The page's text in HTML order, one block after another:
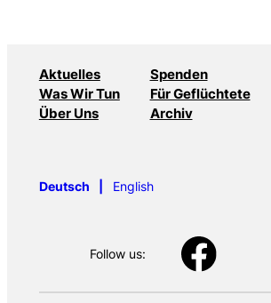
Aktuelles
Was Wir Tun
Über Uns
Spenden
Für Geflüchtete
Archiv
Deutsch English
Follow us: